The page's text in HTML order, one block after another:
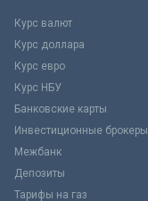
Курс валют
Курс доллара
Курс евро
Курс НБУ
Банковские карты
Инвестиционные брокеры
Межбанк
Депозиты
Тарифы на газ